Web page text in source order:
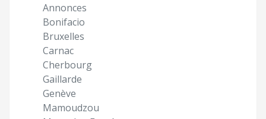
Annonces
Bonifacio
Bruxelles
Carnac
Cherbourg
Gaillarde
Genève
Mamoudzou